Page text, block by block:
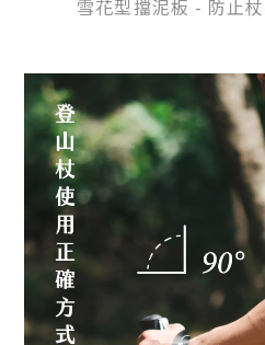
雪花型擋泥板 - 防止